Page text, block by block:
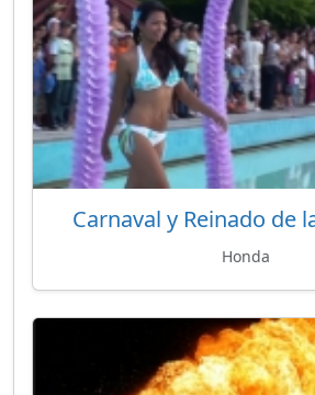
Carnaval y Reinado de
Honda